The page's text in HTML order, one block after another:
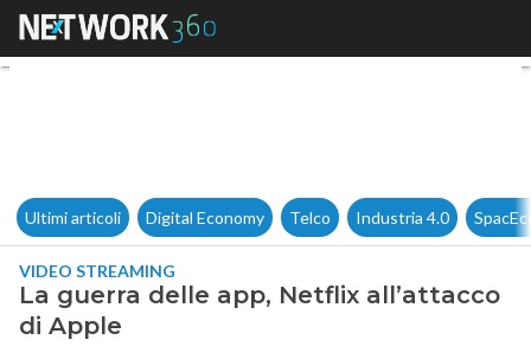
La guerra delle app, Netflix
Ultimi articoli Digital Economy Telco Industria 4.0
VIDEO STREAMING
La guerra delle app, Netflix all’attacco
di Apple